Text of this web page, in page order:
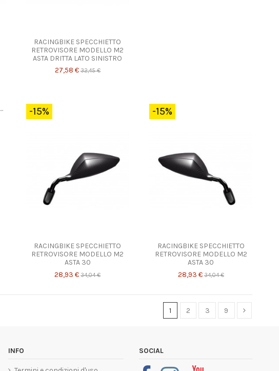
RACINGBIKE SPECCHIETTO
RETROVISORE MODELLO M2
ASTA DRITTA LATO SINISTRO
27,58 € 32,45 €
-15%
RACINGBIKE SPECCHIETTO
RETROVISORE MODELLO M2
ASTA 30
28,93 € 34,04 €
-15%
RACINGBIKE SPECCHIETTO
RETROVISORE MODELLO M2
ASTA 30
28,93 € 34,04 €
1 2 3 9
INFO SOCIAL